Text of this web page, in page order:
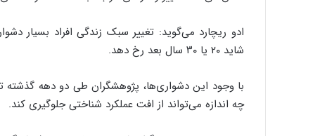
ادو ریچارد می‌گوید: تغییر سبک زندگی افراد بسیار
شاید ۲۰ یا ۳۰ سال بعد رخ دهد.
با وجود این دشواری‌ها، پژوهشگران طی دو دهه
چه اندازه می‌تواند از افت عملکرد شناختی جلوگیری کند.